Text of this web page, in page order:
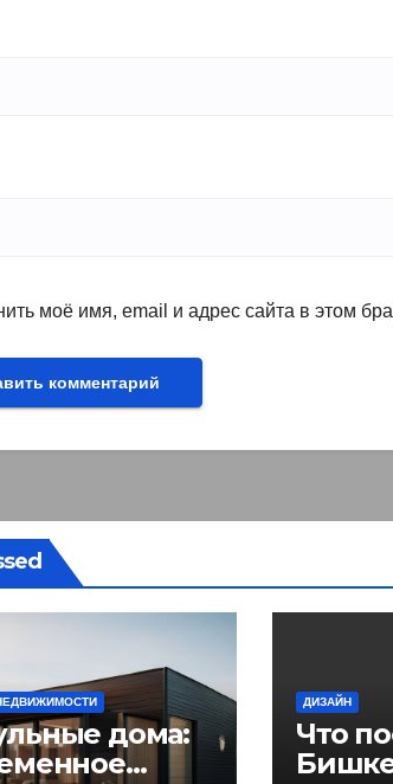
моё имя, email и адрес сайта в этом
дома:
ДИЗАЙН
Что